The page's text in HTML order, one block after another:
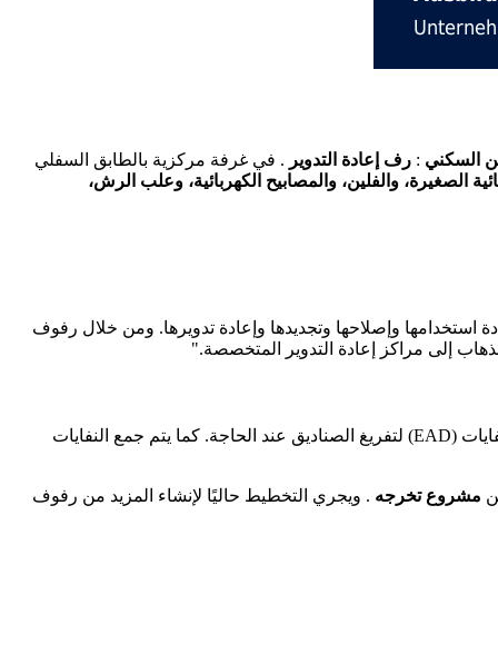
السكني : رف إعادة التدوير . في غرفة مركزية بالطابق السفلي
الصغيرة، والفلين، والمصابيح الكهربائية، وعلب الرش،
استخدامها وإصلاحها وتجديدها وإعادة تدويرها. ومن خلال رفوف
إلى مراكز إعادة التدوير المتخصصة."
يُمكنهم التنسيق مباشرةً مع شركة إدارة النفايات (EAD) لتفريغ الصناديق عند الحاجة. كما يتم جمع النفايات
مشروع تخرجه . ويجري التخطيط حاليًا لإنشاء المزيد من رفوف